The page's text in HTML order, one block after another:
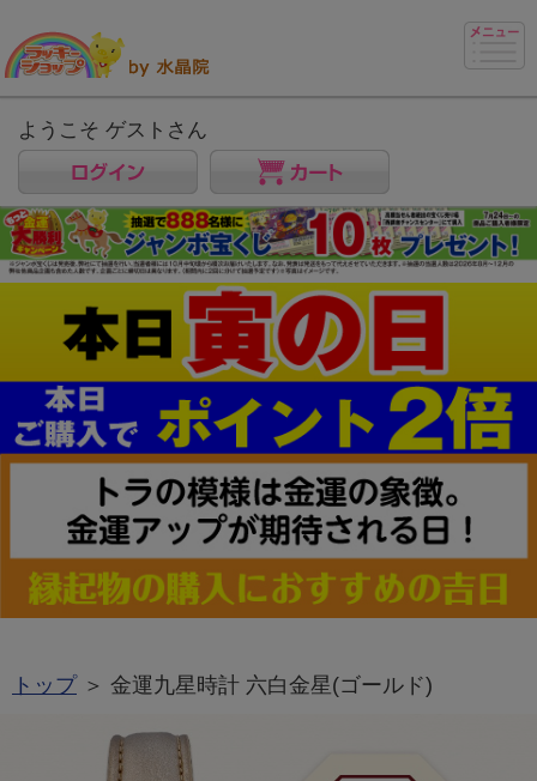
ようこそ ゲストさん
トップ＞ 金運九星時計 六白金星(ゴールド)